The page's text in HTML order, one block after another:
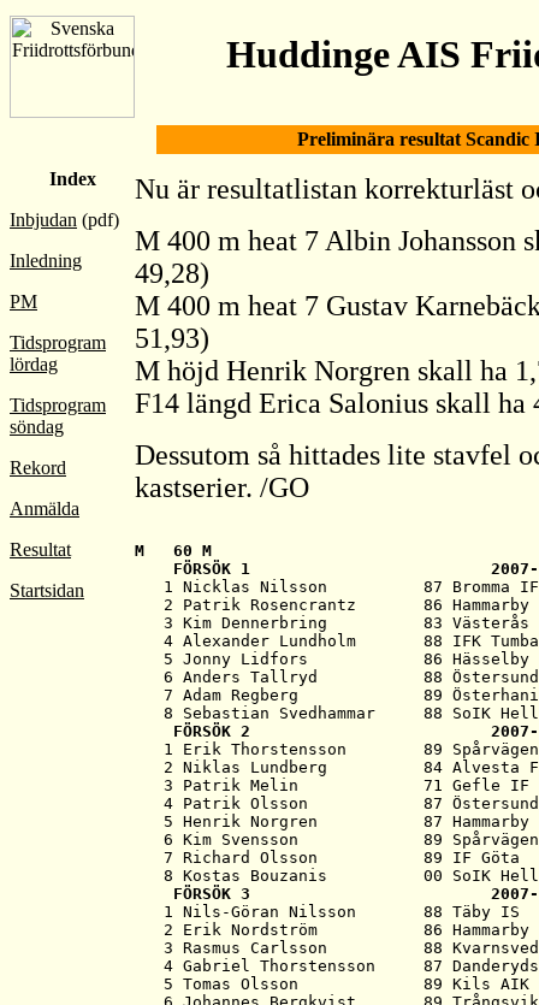
Huddinge AIS
Index
Inbjudan (pdf)
Inledning
PM
Tidsprogram
lördag
Tidsprogram
söndag
Rekord
Anmälda
Resultat
Startsidan
Preliminära resultat Scandic
Nu är resultatlistan korrekturläst
M 400 m heat 7 Albin Johansson
49,28)
M 400 m heat 7 Gustav
51,93)
M höjd Henrik Norgren skall ha
F14 längd Erica Salonius skall ha
Dessutom så hittades lite stavfel
kastserier. /GO
M 60 M
FÖRSÖK 1
1 Nicklas Nilsson          87 Bromma
2 Patrik Rosencrantz       86 Hammarby
3 Kim Dennerbring          83 Västerås
4 Alexander Lundholm       88 IFK
5 Jonny Lidfors            86 Hässelby
6 Anders Tallryd           88
7 Adam Regberg             89
8 Sebastian Svedhammar     88 SoIK
FÖRSÖK 2
1 Erik Thorstensson        89
2 Niklas Lundberg          84 Alvesta
3 Patrik Melin             71 Gefle IF
4 Patrik Olsson            87
5 Henrik Norgren           87 Hammarby
6 Kim Svensson             89
7 Richard Olsson           89 IF Göta
8 Kostas Bouzanis          00 SoIK
FÖRSÖK 3
1 Nils-Göran Nilsson       88 Täby IS
2 Erik Nordström           86 Hammarby
3 Rasmus Carlsson          88
4 Gabriel Thorstensson     87
5 Tomas Olsson             89 Kils AIK